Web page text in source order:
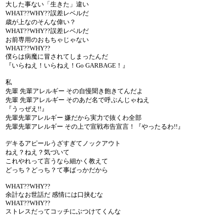
大した事ない「生きた」違い
WHAT??WHY??誤差レベルだ
歳が上なのそんな偉い？
WHAT??WHY??誤差レベルだ
お前専用のおもちゃじゃない
WHAT??WHY??
僕らは病魔に冒されてしまったんだ
『いらねえ！いらねえ！Go GARBAGE！』
私
先輩 先輩アレルギー その自慢聞き飽きてんだよ
先輩 先輩アレルギー そのあだ名で呼ぶんじゃねえ
『うっぜえ!!』
先輩先輩アレルギー 嫌だから実力で抜くわ全部
先輩先輩アレルギー その上で宣戦布告宣言！『やったるわ!!』
デキるアピールうざすぎてノックアウト
ねえ？ねえ？気づいて
これやれって言うなら細かく教えて
どっち？どっち？て事ばっかだから
WHAT??WHY??
余計なお世話だ 感情には口挟むな
WHAT??WHY??
ストレスだってコッチにぶつけてくんな